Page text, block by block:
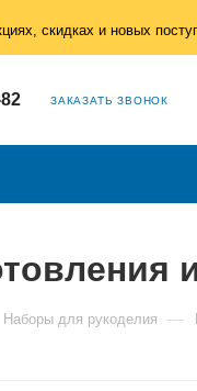
скидках и новых
ЗАКАЗАТЬ ЗВОНОК
Наборы для рукоделия —